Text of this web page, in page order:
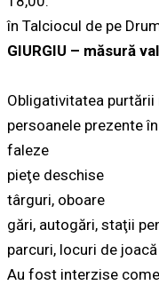
în Talciocul de pe
GIURGIU – măsură
Obligativitatea
persoanele prezente
faleze
pieţe deschise
târguri, oboare
gări, autogări, staţii
parcuri, locuri de joacă
Au fost interzise